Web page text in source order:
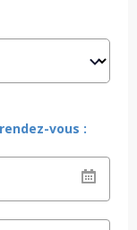
vous :